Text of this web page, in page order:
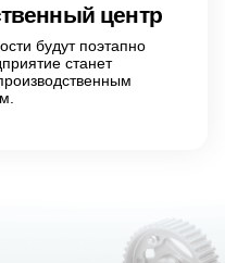
центр
будут поэтапно
станет